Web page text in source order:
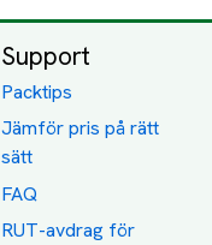
Support
Packtips
Jämför pris på rätt
sätt
FAQ
RUT-avdrag för